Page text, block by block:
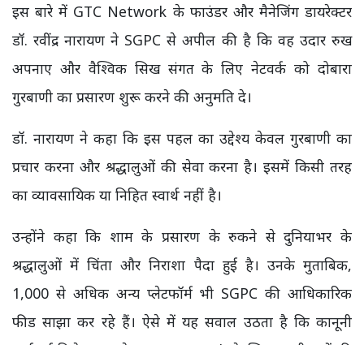
इस बारे में GTC Network के फाउंडर और मैनेजिंग डायरेक्टर
डॉ. रवींद्र नारायण ने SGPC से अपील की है कि वह उदार रुख
अपनाए और वैश्विक सिख संगत के लिए नेटवर्क को दोबारा
गुरबाणी का प्रसारण शुरू करने की अनुमति दे।
डॉ. नारायण ने कहा कि इस पहल का उद्देश्य केवल गुरबाणी का
प्रचार करना और श्रद्धालुओं की सेवा करना है। इसमें किसी तरह
का व्यावसायिक या निहित स्वार्थ नहीं है।
उन्होंने कहा कि शाम के प्रसारण के रुकने से दुनियाभर के
श्रद्धालुओं में चिंता और निराशा पैदा हुई है। उनके मुताबिक,
1,000 से अधिक अन्य प्लेटफॉर्म भी SGPC की आधिकारिक
फीड साझा कर रहे हैं। ऐसे में यह सवाल उठता है कि कानूनी